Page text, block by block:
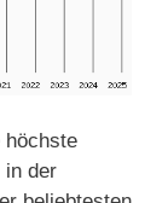
höchste
in der